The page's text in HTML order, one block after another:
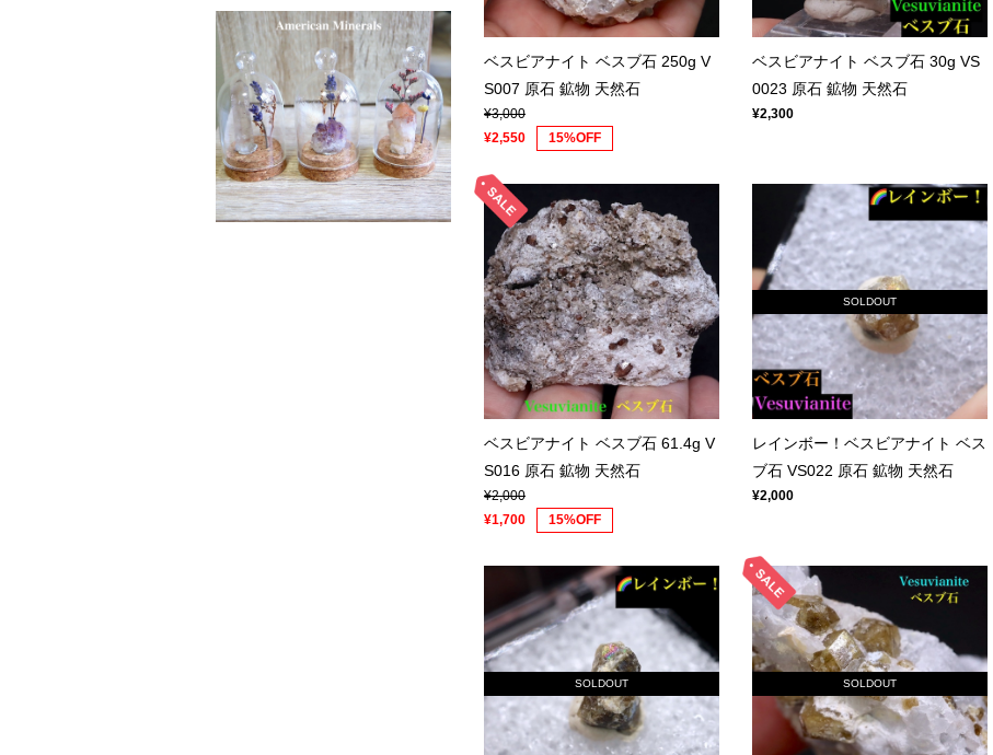
ベスビアナイト ベスブ石 250g V
S007 原石 鉱物 天然石
¥3,000
¥2,550
15%OFF
ベスビアナイト ベスブ石 30g VS
0023 原石 鉱物 天然石
¥2,300
ベスビアナイト ベスブ石 61.4g V
S016 原石 鉱物 天然石
¥2,000
¥1,700
15%OFF
SOLDOUT
レインボー！ベスビアナイト ベス
ブ石 VS022 原石 鉱物 天然石
¥2,000
SOLDOUT SOLDOUT